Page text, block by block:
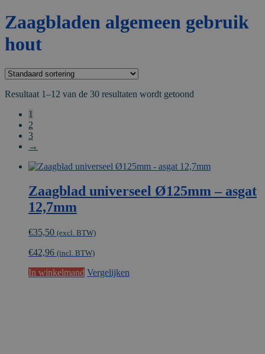
Zaagbladen algemeen gebruik
hout
Resultaat 1–12 van de 30 resultaten wordt getoond
1
2
3
→
Zaagblad universeel Ø125mm – asgat
12,7mm
€35,50 (excl. BTW)
€42,96 (incl. BTW)
In winkelmand Vergelijken